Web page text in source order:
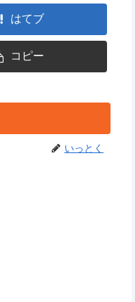
はてブ
コピー
いっとく